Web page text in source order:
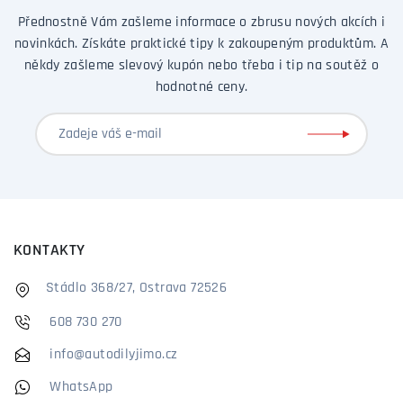
Přednostně Vám zašleme informace o zbrusu nových akcích i
novinkách. Získáte praktické tipy k zakoupeným produktům. A
někdy zašleme slevový kupón nebo třeba i tip na soutěž o
hodnotné ceny.
KONTAKTY
Stádlo 368/27, Ostrava 72526
608 730 270
info@autodilyjimo.cz
WhatsApp